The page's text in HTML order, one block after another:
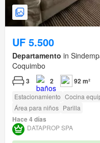
UF 5.500
Departamento in
Coquimbo
3 2 92 m²
Estacionamiento Cocina
Área para niños Parilla
Hace 4 días
DATAPROP SPA